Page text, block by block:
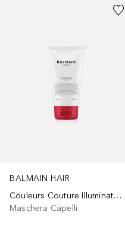
BALMAIN HAIR
Couleurs Couture Illuminating Red Mask
Maschera Capelli